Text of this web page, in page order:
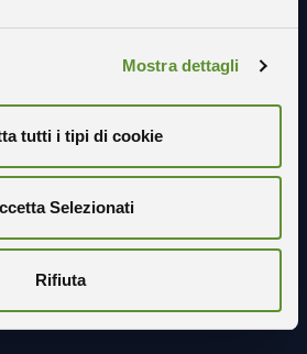
Mostra dettagli
tutti i tipi di cookie
Selezionati
Rifiuta